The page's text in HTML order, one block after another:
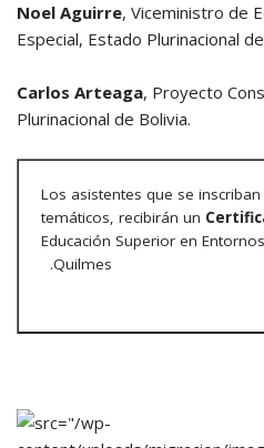
Noel Aguirre, Viceministro de
Especial, Estado Plurinacional
Carlos Arteaga, Proyecto
Plurinacional de Bolivia.
Los asistentes que se
temáticos, recibirán un
Educación Superior en
Quilmes.